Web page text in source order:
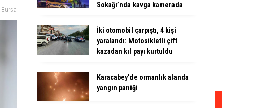
Bursa
Sokağı’nda kavga kamerada
İki otomobil çarpıştı, 4 kişi
yaralandı: Motosikletli çift
kazadan kıl payı kurtuldu
Karacabey’de ormanlık alanda
yangın paniği